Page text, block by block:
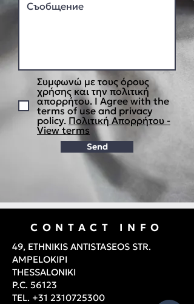
Συμφωνώ με τους όρους
χρήσης και την πολιτική
απορρήτου. I Agree with the
terms of use and privacy
policy. Πολιτική Απορρήτου -
View terms
Send
CONTACT INFO
49, ETHNIKIS ANTISTASEOS STR.
AMPELOKIPI
THESSALONIKI
P.C. 56123
TEL. +31 2310725300